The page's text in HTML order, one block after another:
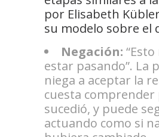
por Elisabeth
su modelo sobre el
Negación:
estar pasando”. La
niega a aceptar la
cuesta comprender
sucedió, y puede
actuando como si